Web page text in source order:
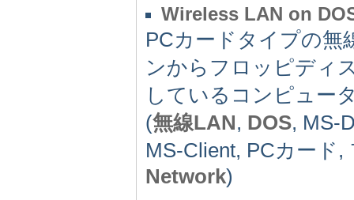
Wireless LAN on
PCカードタイプの無
ンからフロッピディ
しているコンピュー
(無線LAN, DOS, MS-
MS-Client, PCカード
Network)